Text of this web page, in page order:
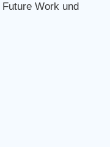
Work und